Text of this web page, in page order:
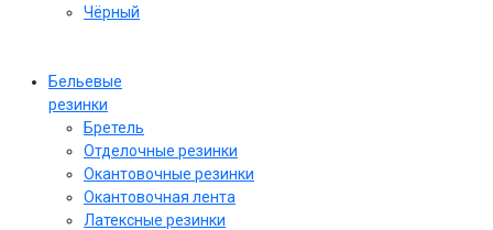
Чёрный
Бельевые
резинки
Бретель
Отделочные резинки
Окантовочные резинки
Окантовочная лента
Латексные резинки